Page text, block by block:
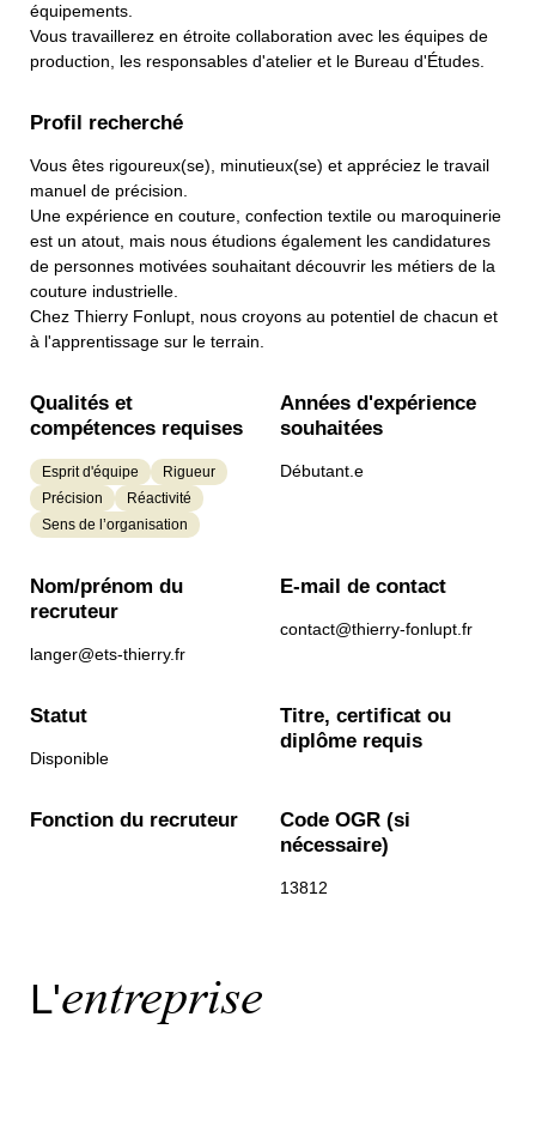
L'entreprise
équipements.
Vous travaillerez en étroite collaboration avec les équipes de
production, les responsables d'atelier et le Bureau d'Études.
Profil recherché
Vous êtes rigoureux(se), minutieux(se) et appréciez le travail
manuel de précision.
Une expérience en couture, confection textile ou maroquinerie
est un atout, mais nous étudions également les candidatures
de personnes motivées souhaitant découvrir les métiers de la
couture industrielle.
Chez Thierry Fonlupt, nous croyons au potentiel de chacun et
à l'apprentissage sur le terrain.
Qualités et
compétences requises
Esprit d'équipe
Rigueur
Précision
Réactivité
Sens de l’organisation
Années d'expérience
souhaitées
Débutant.e
Nom/prénom du
recruteur
langer@ets-thierry.fr
E-mail de contact
contact@thierry-fonlupt.fr
Statut
Disponible
Titre, certificat ou
diplôme requis
Fonction du recruteur
Code OGR (si
nécessaire)
13812